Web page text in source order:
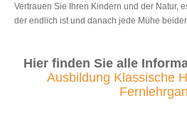
Vertrauen Sie Ihren Kindern und der Natur,
der endlich ist und danach jede Mühe
Hier finden Sie alle
Ausbildung Klassische